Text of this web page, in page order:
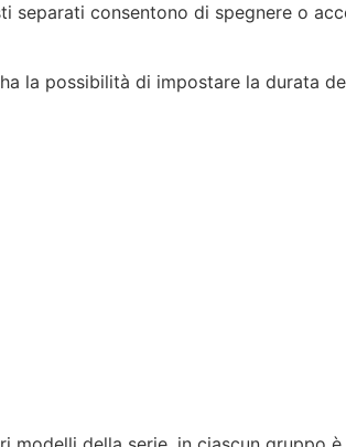
separati consentono di spegnere o
la possibilità di impostare la durata